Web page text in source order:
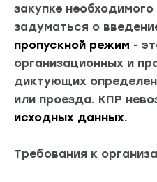
закупке
задуматься о
пропускной режим -
организационных и
диктующих
или проезда. КПР
исходных данных.
Требования к